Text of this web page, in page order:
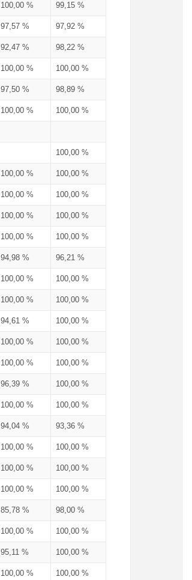
100,00 % 99,15 %
97,57 % 97,92 %
92,47 % 98,22 %
100,00 % 100,00 %
97,50 % 98,89 %
100,00 % 100,00 %
100,00 %
100,00 % 100,00 %
100,00 % 100,00 %
100,00 % 100,00 %
100,00 % 100,00 %
94,98 % 96,21 %
100,00 % 100,00 %
100,00 % 100,00 %
94,61 % 100,00 %
100,00 % 100,00 %
100,00 % 100,00 %
96,39 % 100,00 %
100,00 % 100,00 %
94,04 % 93,36 %
100,00 % 100,00 %
100,00 % 100,00 %
100,00 % 100,00 %
85,78 % 98,00 %
100,00 % 100,00 %
95,11 % 100,00 %
100,00 % 100,00 %